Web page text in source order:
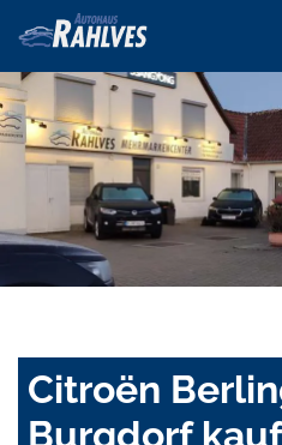
Citroën
Burgdorf